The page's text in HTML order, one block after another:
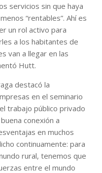
servicios sin que haya
“rentables”. Ahí es
un rol activo para
a los habitantes de
van a llegar en las
Hutt.
destacó la
en el seminario
trabajo público privado
conexión a
en muchos
continuamente: para
rural, tenemos que
entre el mundo